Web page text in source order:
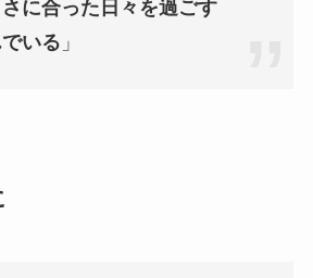
に合った日々を過ごす
いる 」